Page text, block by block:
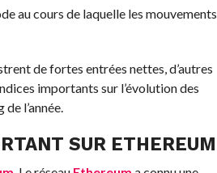
au cours de laquelle les mouvements
de fortes entrées nettes, d’autres
importants sur l’évolution des
l’année.
SUR ETHEREUM